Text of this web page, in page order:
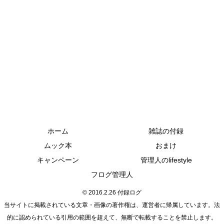
ホーム
雑誌の付録
ムック本
おまけ
キャンペーン
管理人のlifestyle
フログ管理人
© 2016.2.26 付録ログ
当サイトに掲載されている文章・画像の著作権は、運営者に帰属しています。法
的に認められている引用の範囲を超えて、無断で転載することを禁止します。